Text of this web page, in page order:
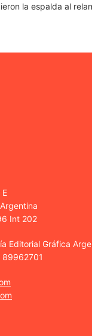
la espalda al
Int 202
Editorial Gráfica
89962701